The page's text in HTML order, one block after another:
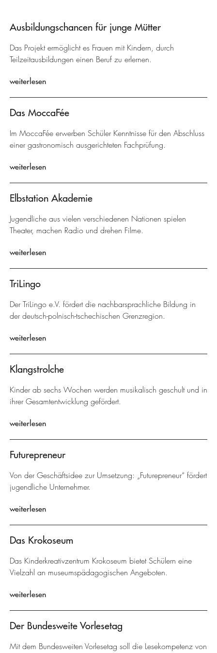
Ausbildungschancen für junge Mütter
Das Projekt ermöglicht es Frauen mit Kindern, durch
Teilzeitausbildungen einen Beruf zu erlernen.
weiterlesen
Das MoccaFée
Im MoccaFée erwerben Schüler Kenntnisse für den Abschluss
einer gastronomisch ausgerichteten Fachprüfung.
weiterlesen
Elbstation Akademie
Jugendliche aus vielen verschiedenen Nationen spielen
Theater, machen Radio und drehen Filme.
weiterlesen
TriLingo
Der TriLingo e.V. fördert die nachbarsprachliche Bildung in
der deutsch-polnisch-tschechischen Grenzregion.
weiterlesen
Klangstrolche
Kinder ab sechs Wochen werden musikalisch geschult und in
ihrer Gesamtentwicklung gefördert.
weiterlesen
Futurepreneur
Von der Geschäftsidee zur Umsetzung: „Futurepreneur“ fördert
jugendliche Unternehmer.
weiterlesen
Das Krokoseum
Das Kinderkreativzentrum Krokoseum bietet Schülern eine
Vielzahl an museumspädagogischen Angeboten.
weiterlesen
Der Bundesweite Vorlesetag
Mit dem Bundesweiten Vorlesetag soll die Lesekompetenz von